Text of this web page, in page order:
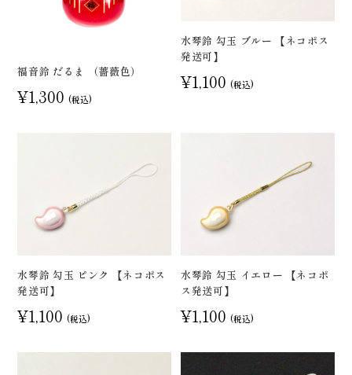
福音鈴 だるま （薔薇色）
¥1,300 (税込)
水琴鈴 勾玉 ブルー 【ネコポス
発送可】
¥1,100 (税込)
水琴鈴 勾玉 ピンク 【ネコポス
発送可】
¥1,100 (税込)
水琴鈴 勾玉 イエロー 【ネコポ
ス発送可】
¥1,100 (税込)